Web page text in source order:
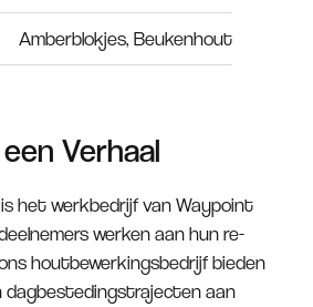
Amberblokjes, Beukenhout
Verhaal
het werkbedrijf van Waypoint
werken aan hun re-
houtbewerkingsbedrijf bieden
dagbestedingstrajecten aan